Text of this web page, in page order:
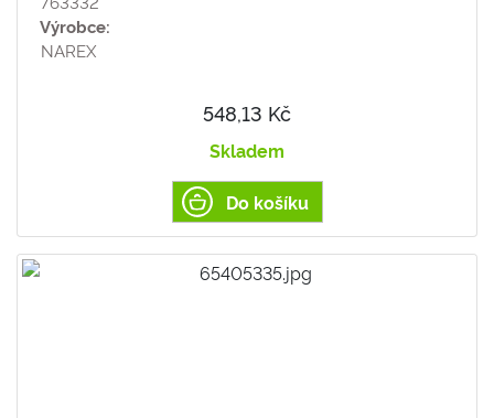
Výrobce:
NAREX
548,13 Kč
Skladem
Do košíku